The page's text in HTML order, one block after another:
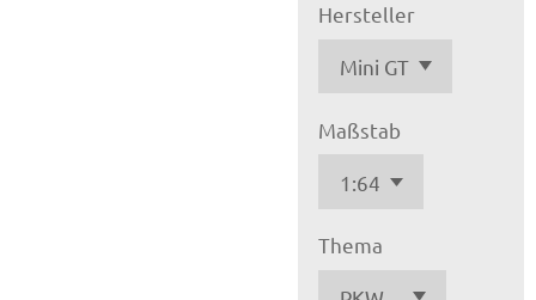
Hersteller
Maßstab
Thema